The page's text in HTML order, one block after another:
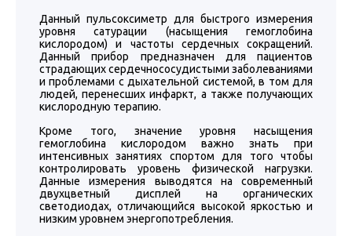
Данный пульсоксиметр для быстрого измерения
уровня сатурации (насыщения гемоглобина
кислородом) и частоты сердечных сокращений.
Данный прибор предназначен для пациентов
страдающих сердечнососудистыми заболеваниями
и проблемами с дыхательной системой, в том для
людей, перенесших инфаркт, а также получающих
кислородную терапию.
Кроме того, значение уровня насыщения
гемоглобина кислородом важно знать при
интенсивных занятиях спортом для того чтобы
контролировать уровень физической нагрузки.
Данные измерения выводятся на современный
двухцветный дисплей на органических
светодиодах, отличающийся высокой яркостью и
низким уровнем энергопотребления.